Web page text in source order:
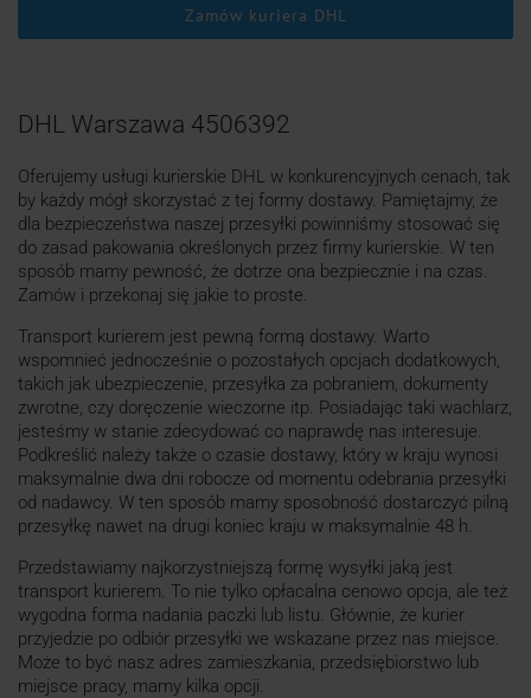
Zamów kuriera DHL
DHL Warszawa 4506392
Oferujemy usługi kurierskie DHL w konkurencyjnych cenach, tak
by każdy mógł skorzystać z tej formy dostawy. Pamiętajmy, że
dla bezpieczeństwa naszej przesyłki powinniśmy stosować się
do zasad pakowania określonych przez firmy kurierskie. W ten
sposób mamy pewność, że dotrze ona bezpiecznie i na czas.
Zamów i przekonaj się jakie to proste.
Transport kurierem jest pewną formą dostawy. Warto
wspomnieć jednocześnie o pozostałych opcjach dodatkowych,
takich jak ubezpieczenie, przesyłka za pobraniem, dokumenty
zwrotne, czy doręczenie wieczorne itp. Posiadając taki wachlarz,
jesteśmy w stanie zdecydować co naprawdę nas interesuje.
Podkreślić należy także o czasie dostawy, który w kraju wynosi
maksymalnie dwa dni robocze od momentu odebrania przesyłki
od nadawcy. W ten sposób mamy sposobność dostarczyć pilną
przesyłkę nawet na drugi koniec kraju w maksymalnie 48 h.
Przedstawiamy najkorzystniejszą formę wysyłki jaką jest
transport kurierem. To nie tylko opłacalna cenowo opcja, ale też
wygodna forma nadania paczki lub listu. Głównie, że kurier
przyjedzie po odbiór przesyłki we wskazane przez nas miejsce.
Może to być nasz adres zamieszkania, przedsiębiorstwo lub
miejsce pracy, mamy kilka opcji.